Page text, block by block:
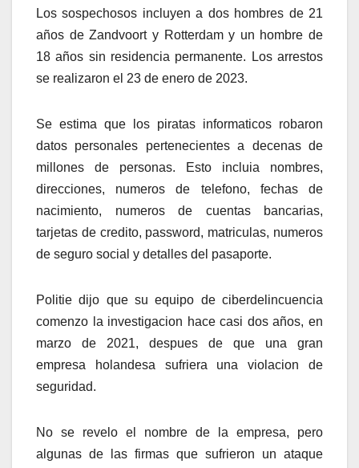
Los sospechosos incluyen a dos hombres de 21
años de Zandvoort y Rotterdam y un hombre de
18 años sin residencia permanente. Los arrestos
se realizaron el 23 de enero de 2023.
Se estima que los piratas informaticos robaron
datos personales pertenecientes a decenas de
millones de personas. Esto incluia nombres,
direcciones, numeros de telefono, fechas de
nacimiento, numeros de cuentas bancarias,
tarjetas de credito, password, matriculas, numeros
de seguro social y detalles del pasaporte.
Politie dijo que su equipo de ciberdelincuencia
comenzo la investigacion hace casi dos años, en
marzo de 2021, despues de que una gran
empresa holandesa sufriera una violacion de
seguridad.
No se revelo el nombre de la empresa, pero
algunas de las firmas que sufrieron un ataque